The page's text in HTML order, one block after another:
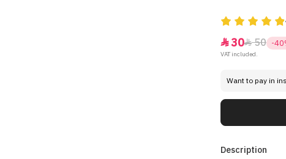
3050 -
VAT included.
Want to pay in
Description